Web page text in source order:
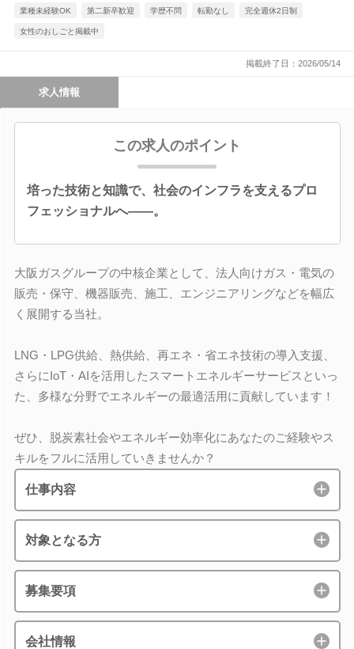
業種未経験OK 第二新卒歓迎 学歴不問 転勤なし 完全週休2日制
女性のおしごと掲載中
掲載終了日：2026/05/14
求人情報
この求人のポイント
培った技術と知識で、社会のインフラを支えるプロ
フェッショナルへ――。
大阪ガスグループの中核企業として、法人向けガス・電気の
販売・保守、機器販売、施工、エンジニアリングなどを幅広
く展開する当社。
LNG・LPG供給、熱供給、再エネ・省エネ技術の導入支援、
さらにIoT・AIを活用したスマートエネルギーサービスといっ
た、多様な分野でエネルギーの最適活用に貢献しています！
ぜひ、脱炭素社会やエネルギー効率化にあなたのご経験やス
キルをフルに活用していきませんか？
仕事内容
対象となる方
募集要項
会社情報